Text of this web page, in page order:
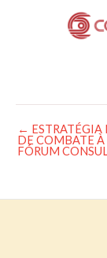
Post
navigation
←
DE COMBATE
FÓRUM